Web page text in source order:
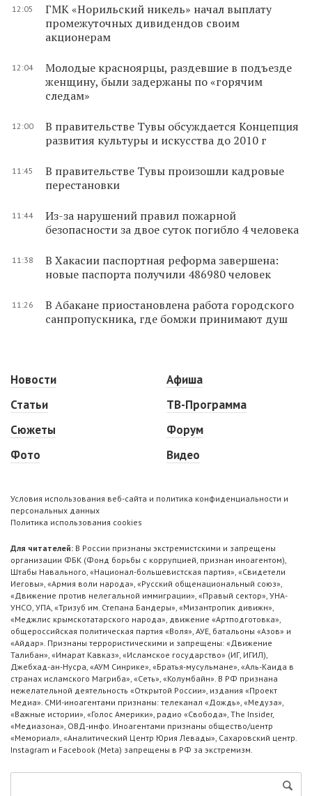
12:05
ГМК «Норильский никель» начал выплату
промежуточных дивидендов своим
акционерам
12:04
Молодые красноярцы, раздевшие в подъезде
женщину, были задержаны по «горячим
следам»
12:00
В правительстве Тувы обсуждается Концепция
развития культуры и искусства до 2010 г
11:45
В правительстве Тувы произошли кадровые
перестановки
11:44
Из-за нарушений правил пожарной
безопасности за двое суток погибло 4 человека
11:38
В Хакасии паспортная реформа завершена:
новые паспорта получили 486980 человек
11:26
В Абакане приостановлена работа городского
санпропускника, где бомжи принимают душ
Новости
Статьи
Сюжеты
Фото
Афиша
ТВ-Программа
Форум
Видео
Условия использования веб-сайта и политика конфиденциальности и
персональных данных
Политика использования cookies
Для читателей: В России признаны экстремистскими и запрещены
организации ФБК (Фонд борьбы с коррупцией, признан иноагентом),
Штабы Навального, «Национал-большевистская партия», «Свидетели
Иеговы», «Армия воли народа», «Русский общенациональный союз»,
«Движение против нелегальной иммиграции», «Правый сектор», УНА-
УНСО, УПА, «Тризуб им. Степана Бандеры», «Мизантропик дивижн»,
«Меджлис крымскотатарского народа», движение «Артподготовка»,
общероссийская политическая партия «Воля», АУЕ, батальоны «Азов» и
«Айдар». Признаны террористическими и запрещены: «Движение
Талибан», «Имарат Кавказ», «Исламское государство» (ИГ, ИГИЛ),
Джебхад-ан-Нусра, «АУМ Синрике», «Братья-мусульмане», «Аль-Каида в
странах исламского Магриба», «Сеть», «Колумбайн». В РФ признана
нежелательной деятельность «Открытой России», издания «Проект
Медиа». СМИ-иноагентами признаны: телеканал «Дождь», «Медуза»,
«Важные истории», «Голос Америки», радио «Свобода», The Insider,
«Медиазона», ОВД-инфо. Иноагентами признаны общество/центр
«Мемориал», «Аналитический Центр Юрия Левады», Сахаровский центр.
Instagram и Facebook (Metа) запрещены в РФ за экстремизм.